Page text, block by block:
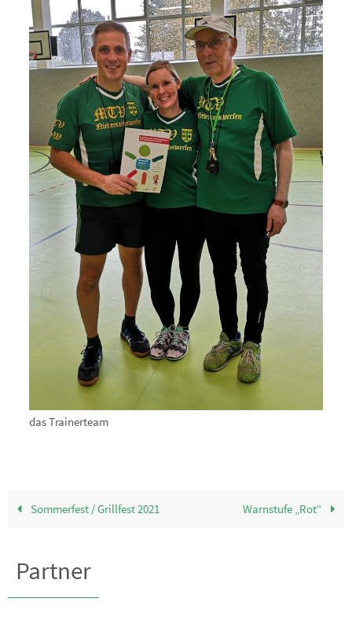
das Trainerteam
Sommerfest / Grillfest 2021 Warnstufe „Rot“
Partner